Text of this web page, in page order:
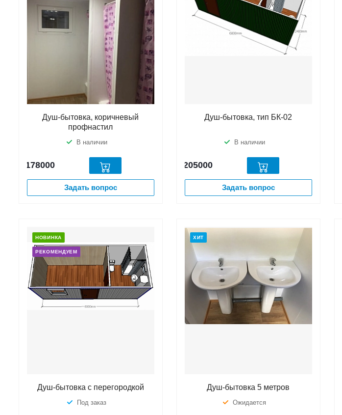
Душ-бытовка, коричневый
профнастил
В наличии
178000
Задать вопрос
Душ-бытовка, тип БК-02
В наличии
205000
Задать вопрос
НОВИНКА
РЕКОМЕНДУЕМ
Душ-бытовка с перегородкой
Под заказ
ХИТ
Душ-бытовка 5 метров
Ожидается